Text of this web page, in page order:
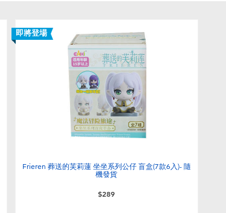
即將登場
Frieren 葬送的芙莉蓮 坐坐系列公仔 盲盒(7款6入)- 隨
機發貨
$289